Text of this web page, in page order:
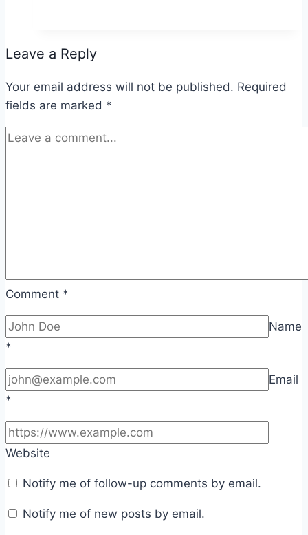
Leave a Reply
Your email address will not be published. Required
fields are marked *
Comment *
Name
*
Email
*
Website
Notify me of follow-up comments by email.
Notify me of new posts by email.